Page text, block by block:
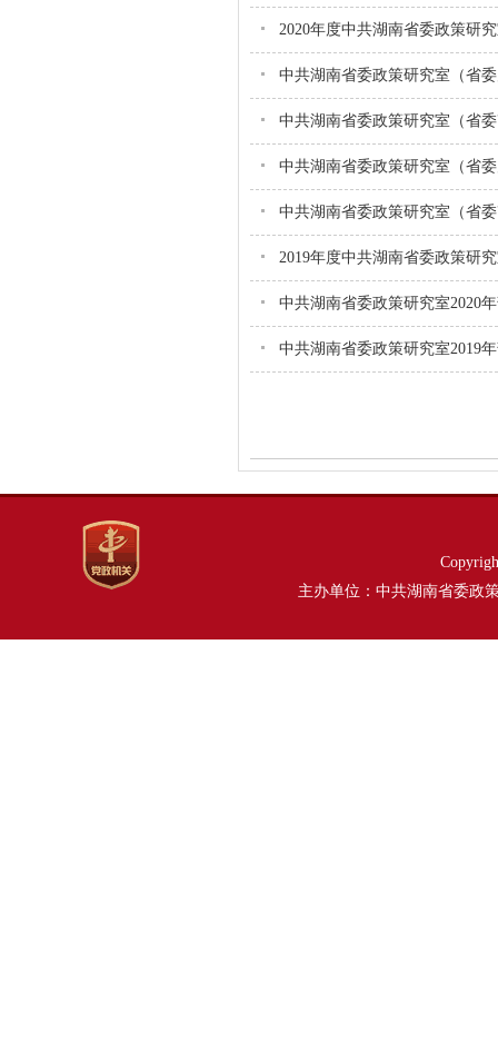
2020年度中共湖南省委政策研
中共湖南省委政策研究室（省
中共湖南省委政策研究室（省
中共湖南省委政策研究室（省
中共湖南省委政策研究室（省
2019年度中共湖南省委政策研
中共湖南省委政策研究室2020
中共湖南省委政策研究室2019
主办单位：中共湖南省委政